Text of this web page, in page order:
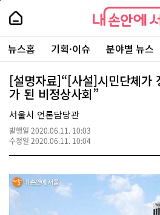
본
로
가
내
손
안
에
서
울
-
서
울
시
대
표
소
통
포
내
손
에
울
주
요
서
뉴스홈 기획·이슈 분야별 뉴스
[설명자료]“[사설]시민단체가
가 된 비정상사회”
서울시 언론담당관
발행일 2020.06.11. 10:03
수정일 2020.06.11. 10:04
페
상
단
로